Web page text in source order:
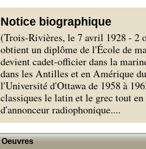
Notice biographique
(Trois-Rivières, le 7 avril 1928 - 2
obtient un diplôme de l'École de
devient cadet-officier dans la
dans les Antilles et en Amérique
l'Université d'Ottawa de 1958 à
classiques le latin et le grec tout
d'annonceur radiophonique....
Oeuvres